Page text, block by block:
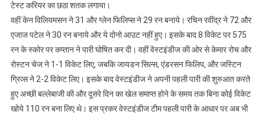
ने
बनाये
575
रन,
बिना
किसी
टेस्ट करियर का छठा शतक लगाया।
वहीं केन विलियमसन ने 31 और ग्लेन फिलिप्स ने 29 रन बनाये। रचिन रवींद्र ने 72 और
एजाज पटेल ने 30 रन बनाये और ये दोनो आउट नहीं हुए। इसके बाद 8 विकेट पर 575
रन के स्कोर पर कप्तान ने पारी घोषित कर दी। वहीं वेस्टइंडीज की ओर से केमार रोच और
रोस्टन चेज ने 1-1 विकेट लिए, जबकि जायडन सिल्स, एंडरसन फिलिप, और जस्टिन
ग्रिव्स ने 2-2 विकेट लिए। इसके बाद वेस्टइंडीज ने अपनी पहली पारी की शुरुआत करते
हुए अच्छी बल्लेबाजी की और दूसरे दिन का खेल समाप्त होने के समय तक बिना कोई विकेट
खोये 110 रन बना लिए थे। इस प्रकर वेस्टइंडीज टीम पहली पारी के आधार पर अब भी